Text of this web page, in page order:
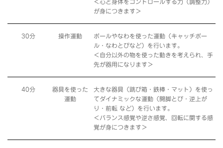
＜心と身体をコントロールする力（調整力）
が身につきます＞
30分 操作運動
ボールやなわを使った運動（キャッチボー
ル・なわとびなど）を行います。
＜自分以外の物を使った動きを考えられ、手
先が器用になります＞
40分
器具を使った
運動
大きな器具（跳び箱・鉄棒・マット）を使っ
てダイナミックな運動（開脚とび・逆上が
り・前転 など）を行います。
＜バランス感覚や逆さ感覚、回転に関する感
覚が身につきます＞